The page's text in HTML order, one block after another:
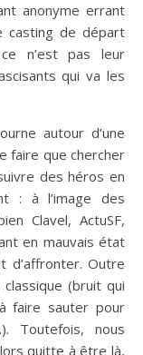
anonyme errant
casting de départ
n’est pas leur
qui va les
autour d’une
faire que chercher
des héros en
: à l’image des
Clavel, ActuSF,
en mauvais état
d’affronter. Outre
(bruit qui
faire sauter pour
Toutefois, nous
quitte à être là,